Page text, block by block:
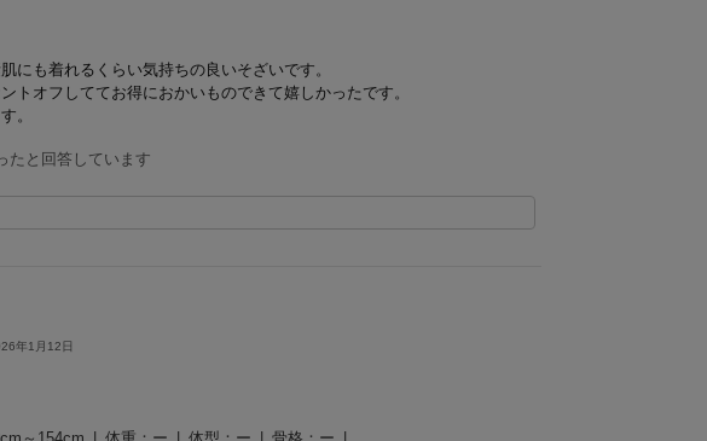
にも着れるくらい気持ちの良いそざいです。
トオフしててお得におかいものできて嬉しかったです。
。
たと回答しています
年1月12日